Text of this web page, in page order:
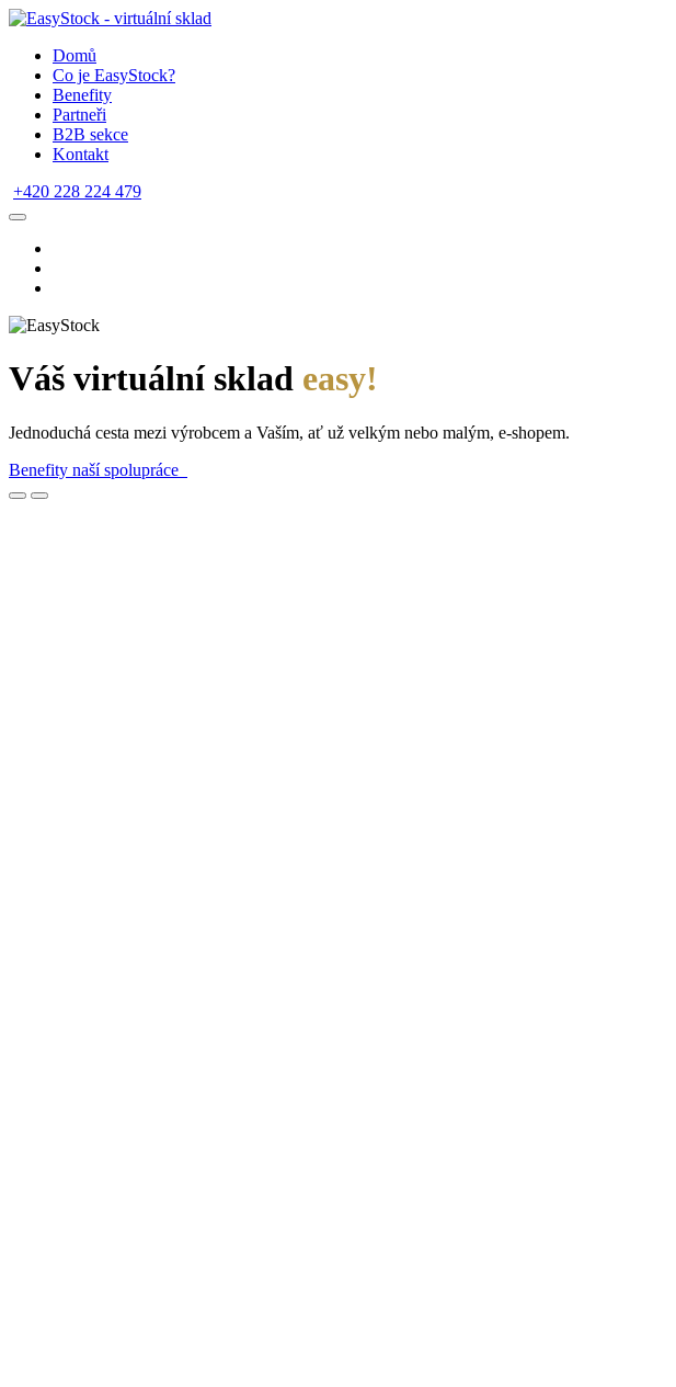
Domů
Co je EasyStock?
Benefity
Partneři
B2B sekce
Kontakt
+420 228 224 479
Váš virtuální sklad easy!
Jednoduchá cesta mezi výrobcem a Vaším, ať už velkým nebo malým, e-shopem.
Benefity naší spolupráce